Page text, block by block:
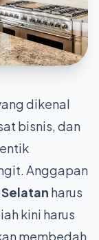
dikenal
bisnis, dan
Anggapan
harus
kini harus
membedah